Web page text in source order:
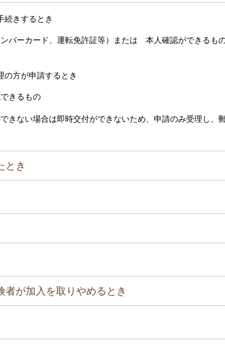
続きするとき
バーカード、運転免許証等）または 本人確認ができるも
の方が申請するとき
きるもの
きない場合は即時交付ができないため、申請のみ受理し、
とき
者が加入を取りやめるとき